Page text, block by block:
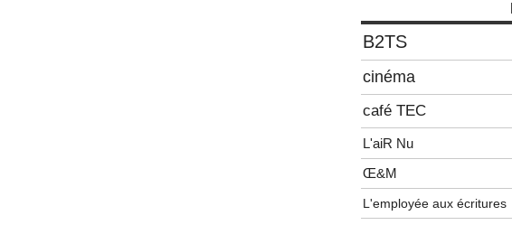
B2TS
cinéma
café TEC
L'aiR Nu
Œ&M
L'employée aux écritures